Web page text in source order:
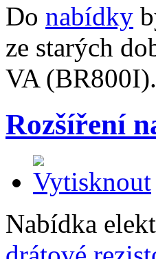
Do nabídky
ze starých
VA (BR800I).
Rozšíření
Nabídka